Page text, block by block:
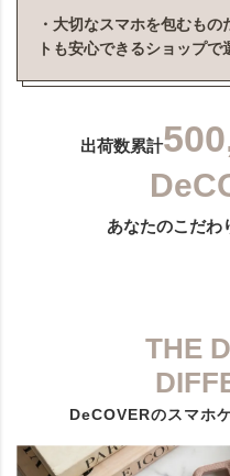
・大切なスマホを包むも
トも安心できるショップで
出荷数累計
あなたのこだわ
THE
DeCOVERのスマホ